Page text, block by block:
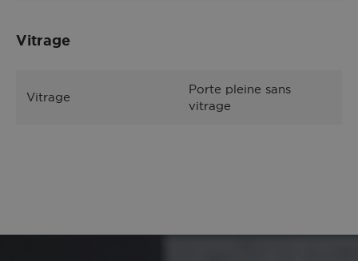
Vitrage
Vitrage
Porte pleine sans
vitrage